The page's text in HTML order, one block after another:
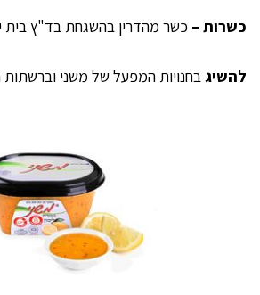
כשרות – כשר מהדרין בהשגחת בד"ץ בית
להשיגבחנויות המפעל של משני וברשתות